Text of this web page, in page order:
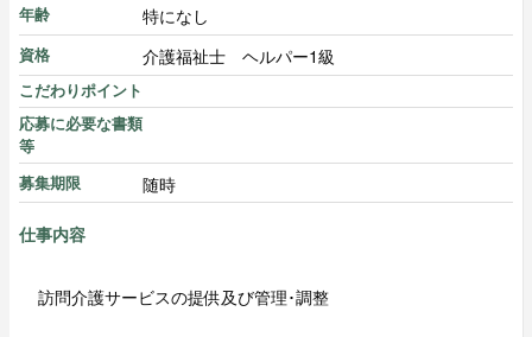
年齢
特になし
資格 介護福祉士 ヘルパー1級
こだわりポイント
応募に必要な書類
等
募集期限
随時
仕事内容
訪問介護サービスの提供及び管理･調整